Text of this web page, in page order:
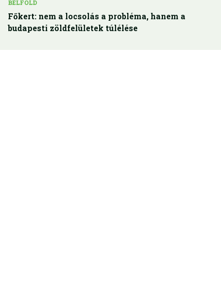
BELFÖLD
Főkert: nem a locsolás a probléma, hanem a
budapesti zöldfelületek túlélése